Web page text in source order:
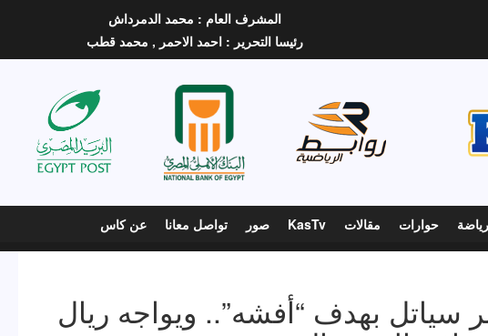
المشرف العام : محمد الدمرداش
رئيسا التحرير : احمد الاحمر , محمد قطب
حوارات مقالات KasTv صور تواصل معانا عن كاس
سياتل بهدف “أفشه”.. ويواجه ريال